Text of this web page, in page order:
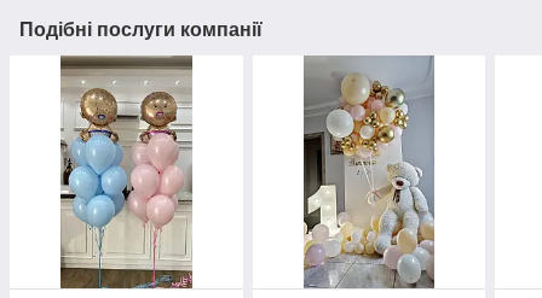
Подібні послуги компанії